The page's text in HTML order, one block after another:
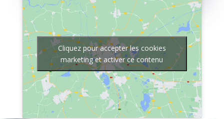
Cliquez pour accepter les cookies
marketing et activer ce contenu